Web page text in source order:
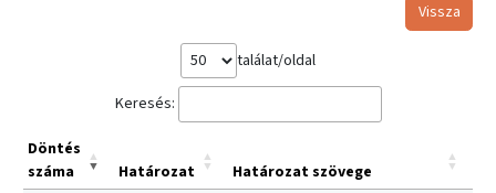
Vissza
találat/oldal
Keresés:
Döntés
száma
Határozat
Határozat szövege